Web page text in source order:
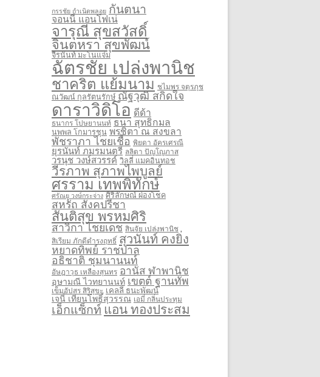
กรรชัย กำเนิดพลอย กันตนา
จอนนี่ แอนโฟเน่
จารุณี สุขสวัสดิ์
จินตหรา สุขพัฒน์
จีรนันท์ มะโนแจ่ม
ฉัตรชัย เปล่งพานิช
ชาคริต แย้มนาม ชไมพร จตุรภุช
ณวัฒน์ กุลรัตนรักษ์ ณัฐวุฒิ สกิดใจ
ดาราวิดิโอ ดีด้า
ธนากร โปษยานนท์ ธนา สุทธิกมล
นพพล โกมารชุน พรชิตา ณ สงขลา
พัชราภา ไชยเชื้อ พิยดา อัครเศรณี
ยุรนันท์ ภมรมนตรี ลลิตา ปัญโญภาส
วรนุช วงษ์สวรรค์ วิลลี่ แมคอินทอช
วีรภาพ สุภาพไพบูลย์
ศรราม เทพพิทักษ์
ศรัณยู วงษ์กระจ่าง ศิริลักษณ์ ผ่องโชค
สหรัถ สังคปรีชา
สันติสุข พรหมศิริ
สาวิกา ไชยเดช สินจัย เปล่งพานิช
สิเรียม ภักดีดำรงฤทธิ์ สุวนันท์ คงยิ่ง
หยาดทิพย์ ราชปาล
อธิชาติ ชุมนานนท์
อัษฎาวุธ เหลืองสุนทร อานัส ฬาพานิช
อุษามณี ไวทยานนท์ เขตต์ ฐานทัพ
เข็มอัปสร สิริสุขะ เคลลี่ ธนะพัฒน์
เจนี่ เทียนโพธิ์สุวรรณ เอมี่ กลิ่นประทุม
เอ็กแซ็กท์ แอน ทองประสม